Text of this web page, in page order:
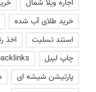
اجاره ویلا شمال
خرید طلای آب شده
استند تسلیت
اخذ
چاپ لیبل
پارتیشن شیشه ای